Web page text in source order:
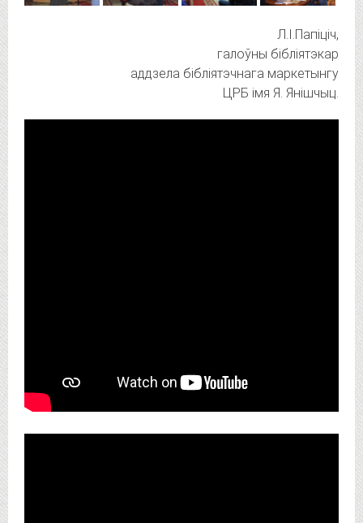
Л.І.Папіціч,
галоўны бібліятэкар
аддзела бібліятэчнага маркетынгу
ЦРБ імя Я. Янішчыц.